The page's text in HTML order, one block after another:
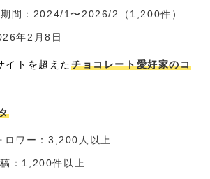
間：2024/1〜2026/2（1,200件）
年2月8日
トを超えたチョコレート愛好家のコ
ワー：3,200人以上
：1,200件以上